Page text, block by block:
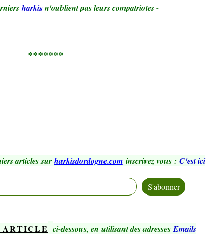
harkisn'oublient pas leurs compatriotes -
*******
articles sur harkisdordogne.com inscrivez vous : C'est ici
ARTICLE ci-dessous, en utilisant des adressesEmails